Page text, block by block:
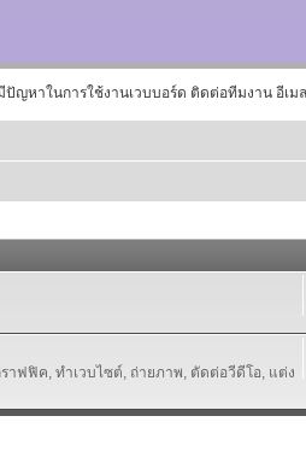
ปัญหาในการใช้งานเวบบอร์ด ติดต่อทีมงาน อีเม
าฟฟิค, ทำเวบไซต์, ถ่ายภาพ, ตัดต่อวีดีโอ, แต่ง